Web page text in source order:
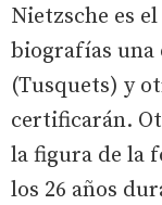
Nietzsche es
biografías una
(Tusquets) y
certificarán.
la figura de la
los 26 años